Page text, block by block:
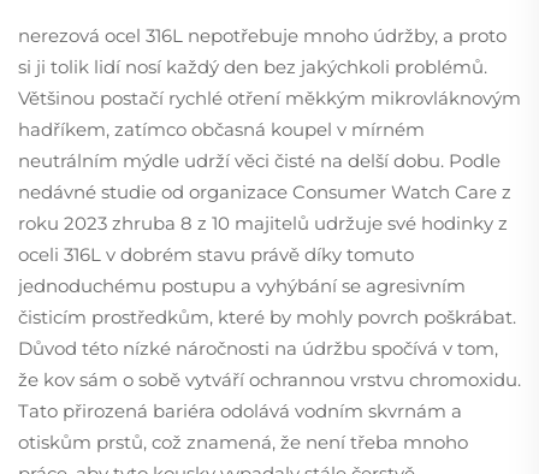
nerezová ocel 316L nepotřebuje mnoho údržby, a proto
si ji tolik lidí nosí každý den bez jakýchkoli problémů.
Většinou postačí rychlé otření měkkým mikrovláknovým
hadříkem, zatímco občasná koupel v mírném
neutrálním mýdle udrží věci čisté na delší dobu. Podle
nedávné studie od organizace Consumer Watch Care z
roku 2023 zhruba 8 z 10 majitelů udržuje své hodinky z
oceli 316L v dobrém stavu právě díky tomuto
jednoduchému postupu a vyhýbání se agresivním
čisticím prostředkům, které by mohly povrch poškrábat.
Důvod této nízké náročnosti na údržbu spočívá v tom,
že kov sám o sobě vytváří ochrannou vrstvu chromoxidu.
Tato přirozená bariéra odolává vodním skvrnám a
otiskům prstů, což znamená, že není třeba mnoho